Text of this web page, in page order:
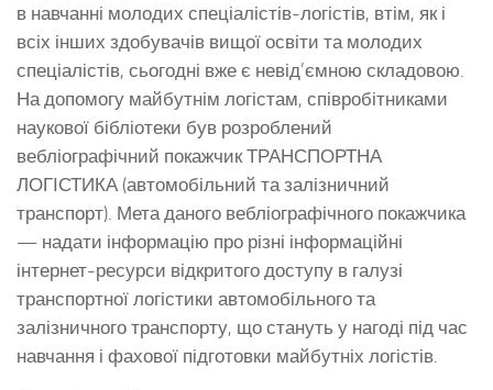
в навчанні молодих спеціалістів-логістів, втім, як і
всіх інших здобувачів вищої освіти та молодих
спеціалістів, сьогодні вже є невід’ємною складовою.
На допомогу майбутнім логістам, співробітниками
наукової бібліотеки був розроблений
вебліографічний покажчик ТРАНСПОРТНА
ЛОГІСТИКА (автомобільний та залізничний
транспорт). Мета даного вебліографічного покажчика
— надати інформацію про різні інформаційні
інтернет-ресурси відкритого доступу в галузі
транспортної логістики автомобільного та
залізничного транспорту, що стануть у нагоді під час
навчання і фахової підготовки майбутніх логістів.